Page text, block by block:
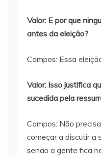
Valor: E por que
antes da eleição?
Campos: Essa
Valor: Isso justifica
sucedida pela
Campos: Não
começar a discutir a
senão a gente fica